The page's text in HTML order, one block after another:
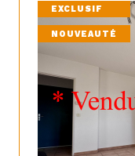
EXCLUSIF
NOUVEAUTÉ